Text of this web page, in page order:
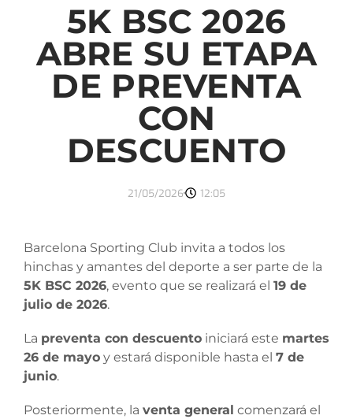
5K BSC 2026
ABRE SU ETAPA
DE PREVENTA
CON
DESCUENTO
21/05/2026 12:05
Barcelona Sporting Club invita a todos los
hinchas y amantes del deporte a ser parte de la
5K BSC 2026, evento que se realizará el 19 de
julio de 2026.
La preventa con descuento iniciará este martes
26 de mayo y estará disponible hasta el 7 de
junio.
Posteriormente, la venta general comenzará el